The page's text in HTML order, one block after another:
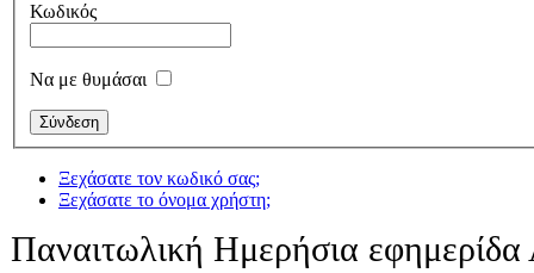
Κωδικός
Να με θυμάσαι
Ξεχάσατε τον κωδικό σας;
Ξεχάσατε το όνομα χρήστη;
Παναιτωλική Ημερήσια εφημερίδα